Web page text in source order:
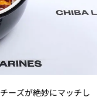
ーズが絶妙にマッチし